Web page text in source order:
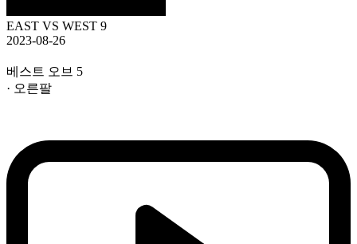
EAST VS WEST 9
2023-08-26
베스트 오브 5
· 오른팔